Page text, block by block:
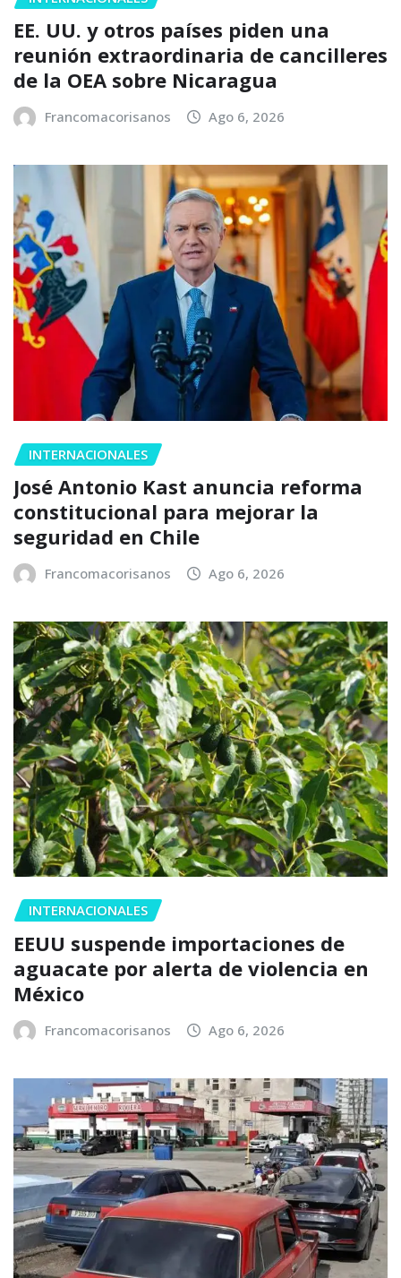
EE. UU. y otros países piden una
reunión extraordinaria de cancilleres
de la OEA sobre Nicaragua
Francomacorisanos Ago 6, 2026
INTERNACIONALES
José Antonio Kast anuncia reforma
constitucional para mejorar la
seguridad en Chile
Francomacorisanos Ago 6, 2026
INTERNACIONALES
EEUU suspende importaciones de
aguacate por alerta de violencia en
México
Francomacorisanos Ago 6, 2026